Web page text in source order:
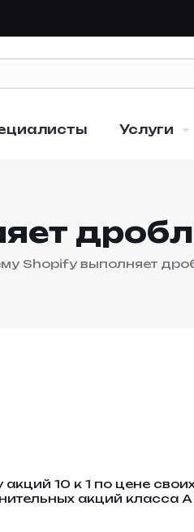
Услуги
Shopify выполняет
акций 10 к 1 по цене
акций класса